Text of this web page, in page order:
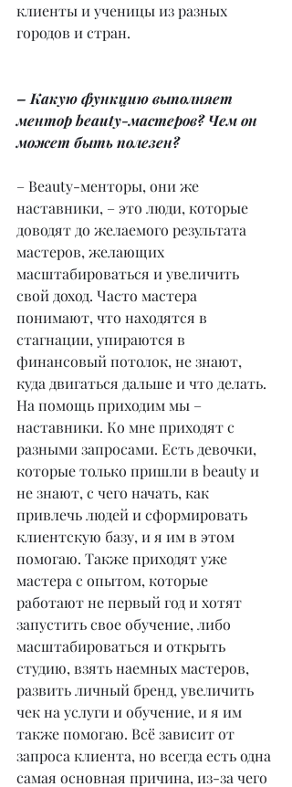
клиенты и ученицы из разных
городов и стран.
– Какую функцию выполняет
ментор beauty-мастеров? Чем он
может быть полезен?
– Beauty-менторы, они же
наставники, – это люди, которые
доводят до желаемого результата
мастеров, желающих
масштабироваться и увеличить
свой доход. Часто мастера
понимают, что находятся в
стагнации, упираются в
финансовый потолок, не знают,
куда двигаться дальше и что делать.
На помощь приходим мы –
наставники. Ко мне приходят с
разными запросами. Есть девочки,
которые только пришли в beauty и
не знают, с чего начать, как
привлечь людей и сформировать
клиентскую базу, и я им в этом
помогаю. Также приходят уже
мастера с опытом, которые
работают не первый год и хотят
запустить свое обучение, либо
масштабироваться и открыть
студию, взять наемных мастеров,
развить личный бренд, увеличить
чек на услуги и обучение, и я им
также помогаю. Всё зависит от
запроса клиента, но всегда есть одна
самая основная причина, из-за чего